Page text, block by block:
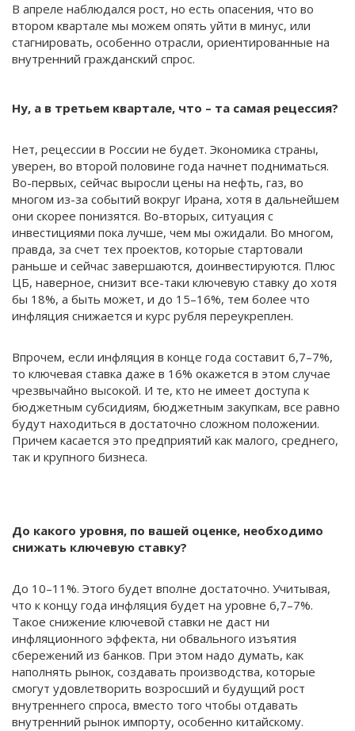
В апреле наблюдался рост, но есть опасения, что во
втором квартале мы можем опять уйти в минус, или
стагнировать, особенно отрасли, ориентированные на
внутренний гражданский спрос.
Ну, а в третьем квартале, что – та самая рецессия?
Нет, рецессии в России не будет. Экономика страны,
уверен, во второй половине года начнет подниматься.
Во-первых, сейчас выросли цены на нефть, газ, во
многом из-за событий вокруг Ирана, хотя в дальнейшем
они скорее понизятся. Во-вторых, ситуация с
инвестициями пока лучше, чем мы ожидали. Во многом,
правда, за счет тех проектов, которые стартовали
раньше и сейчас завершаются, доинвестируются. Плюс
ЦБ, наверное, снизит все-таки ключевую ставку до хотя
бы 18%, а быть может, и до 15–16%, тем более что
инфляция снижается и курс рубля переукреплен.
Впрочем, если инфляция в конце года составит 6,7–7%,
то ключевая ставка даже в 16% окажется в этом случае
чрезвычайно высокой. И те, кто не имеет доступа к
бюджетным субсидиям, бюджетным закупкам, все равно
будут находиться в достаточно сложном положении.
Причем касается это предприятий как малого, среднего,
так и крупного бизнеса.
До какого уровня, по вашей оценке, необходимо
снижать ключевую ставку?
До 10–11%. Этого будет вполне достаточно. Учитывая,
что к концу года инфляция будет на уровне 6,7–7%.
Такое снижение ключевой ставки не даст ни
инфляционного эффекта, ни обвального изъятия
сбережений из банков. При этом надо думать, как
наполнять рынок, создавать производства, которые
смогут удовлетворить возросший и будущий рост
внутреннего спроса, вместо того чтобы отдавать
внутренний рынок импорту, особенно китайскому.